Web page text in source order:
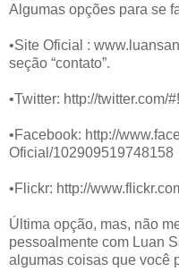
Algumas opções para se
•Site Oficial :
seção “contato”.
•Twitter: http://twitter.com/
•Facebook: http://
Oficial/102909519748158
•Flickr: http://
Última opção, mas, não
pessoalmente com Luan
algumas coisas que você